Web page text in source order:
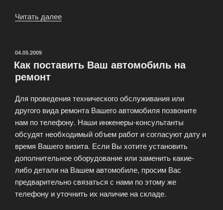
Читать далее
ОПУБЛИКОВАНО
04.05.2009
Как поставить Ваш автомобиль на
ремонт
Для проведения технического обслуживания или
другого вида ремонта Вашего автомобиля позвоните
нам по телефону. Наши инженеры-консультанты
обсудят необходимый объем работ и согласуют дату и
время Вашего визита. Если Вы хотите установить
дополнительное оборудование или заменить какие-
либо детали на Вашем автомобиле, просим Вас
предварительно связаться с нами по этому же
телефону и уточнить их наличие на складе.